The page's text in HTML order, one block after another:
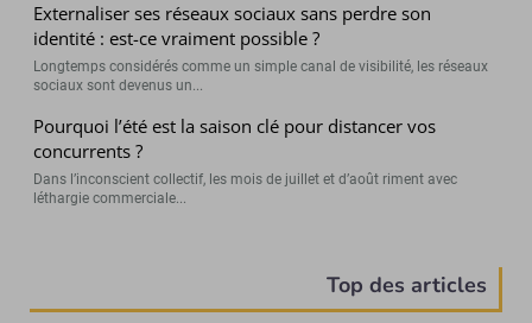
Externaliser ses réseaux sociaux sans perdre son
identité : est-ce vraiment possible ?
Longtemps considérés comme un simple canal de visibilité, les réseaux
sociaux sont devenus un...
Pourquoi l’été est la saison clé pour distancer vos
concurrents ?
Dans l’inconscient collectif, les mois de juillet et d’août riment avec
léthargie commerciale...
Top des articles